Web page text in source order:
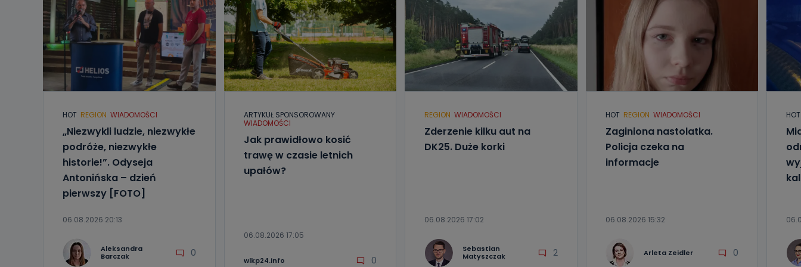
HOT REGION WIADOMOŚCI
„Niezwykli ludzie, niezwykłe
podróże, niezwykłe
historie!”. Odyseja
Antonińska – dzień
pierwszy [FOTO]
06.08.2026 20:13
Aleksandra
Barczak
0
ARTYKUŁ SPONSOROWANY
WIADOMOŚCI
Jak prawidłowo kosić
trawę w czasie letnich
upałów?
06.08.2026 17:05
wlkp24.info 0
REGION WIADOMOŚCI
Zderzenie kilku aut na
DK25. Duże korki
06.08.2026 17:02
Sebastian
Matyszczak
2
HOT REGION WIADOMOŚCI
Zaginiona nastolatka.
Policja czeka na
informacje
06.08.2026 15:32
Arleta Zeidler 0
HOT